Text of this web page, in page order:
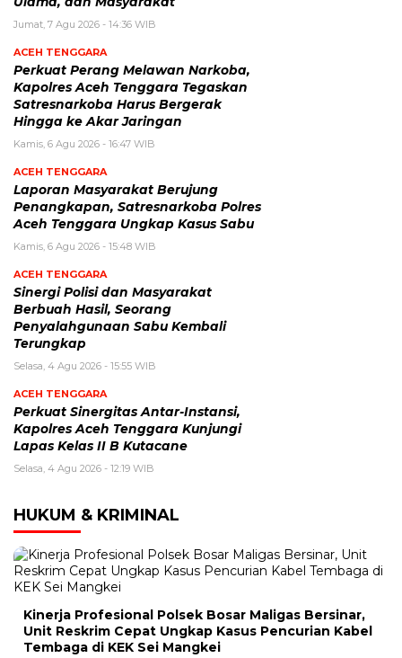
Jumat, 7 Agu 2026 - 14:36 WIB
ACEH TENGGARA
Perkuat Perang Melawan Narkoba,
Kapolres Aceh Tenggara Tegaskan
Satresnarkoba Harus Bergerak
Hingga ke Akar Jaringan
Kamis, 6 Agu 2026 - 16:47 WIB
ACEH TENGGARA
Laporan Masyarakat Berujung
Penangkapan, Satresnarkoba Polres
Aceh Tenggara Ungkap Kasus Sabu
Kamis, 6 Agu 2026 - 15:48 WIB
ACEH TENGGARA
Sinergi Polisi dan Masyarakat
Berbuah Hasil, Seorang
Penyalahgunaan Sabu Kembali
Terungkap
Selasa, 4 Agu 2026 - 15:55 WIB
ACEH TENGGARA
Perkuat Sinergitas Antar-Instansi,
Kapolres Aceh Tenggara Kunjungi
Lapas Kelas II B Kutacane
Selasa, 4 Agu 2026 - 12:19 WIB
HUKUM & KRIMINAL
Kinerja Profesional Polsek Bosar Maligas Bersinar,
Unit Reskrim Cepat Ungkap Kasus Pencurian Kabel
Tembaga di KEK Sei Mangkei